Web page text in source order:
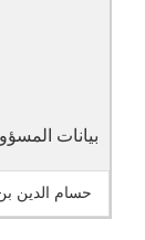
بيانات
حسام الدين